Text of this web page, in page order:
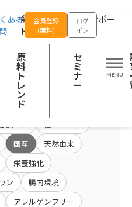
食品の企画開発をサポー
トする
ある
会員登録
(無料)
ログ
イン
原
料
ト
レ
ン
ド
セ
ミ
ナ
ー
ーマ：国産
ら検索
原料・絞り込み検
索
国産 天然由来
栄養強化
ン 腸内環境
アレルゲンフリー